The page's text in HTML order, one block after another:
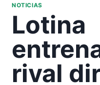
NOTICIAS
Lotina
rival